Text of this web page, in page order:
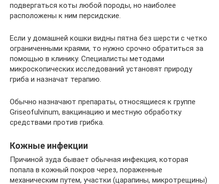
подвергаться коты любой породы, но наиболее
расположены к ним персидские.
Если у домашней кошки видны пятна без шерсти с четко
ограниченными краями, то нужно срочно обратиться за
помощью в клинику. Специалисты методами
микроскопических исследований установят природу
гриба и назначат терапию.
Обычно назначают препараты, относящиеся к группе
Griseofulvinum, вакцинацию и местную обработку
средствами против грибка.
Кожные инфекции
Причиной зуда бывает обычная инфекция, которая
попала в кожный покров через, пораженные
механическим путем, участки (царапины, микротрещины)